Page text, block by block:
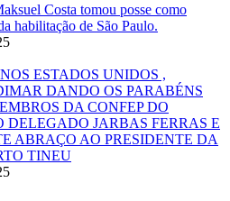
Costa tomou posse como
habilitação de São Paulo.
ESTADOS UNIDOS ,
DANDO OS PARABÉNS
DA CONFEP DO
DELEGADO JARBAS FERRAS E
ABRAÇO AO PRESIDENTE DA
TINEU